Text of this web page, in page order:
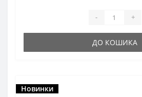
- +
ДО КОШИКА
Новинки